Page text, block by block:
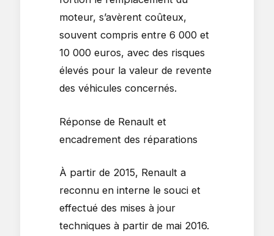
moteur, s’avèrent coûteux,
souvent compris entre 6 000 et
10 000 euros, avec des risques
élevés pour la valeur de revente
des véhicules concernés.
Réponse de Renault et
encadrement des réparations
À partir de 2015, Renault a
reconnu en interne le souci et
effectué des mises à jour
techniques à partir de mai 2016.